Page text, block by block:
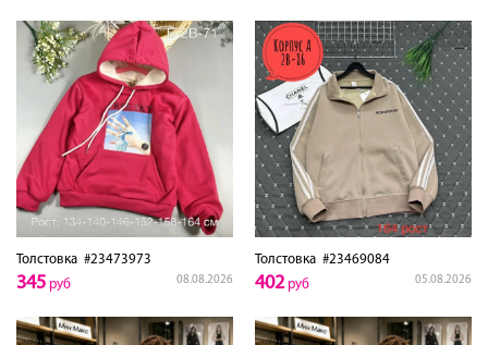
Толстовка #23473973
08.08.2026
345 руб
Толстовка #23469084
05.08.2026
402руб